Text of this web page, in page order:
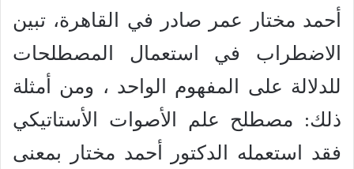
أحمد مختار عمر صادر في القاهرة، تبين
الاضطراب في استعمال المصطلحات
للدلالة على المفهوم الواحد ، ومن أمثلة
ذلك: مصطلح علم الأصوات الأستاتيكي
فقد استعمله الدكتور أحمد مختار بمعنى